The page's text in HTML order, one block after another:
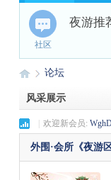
社区
夜游推
Q »
论坛
风采展示
欢迎新会员:
外围·会所《夜游区